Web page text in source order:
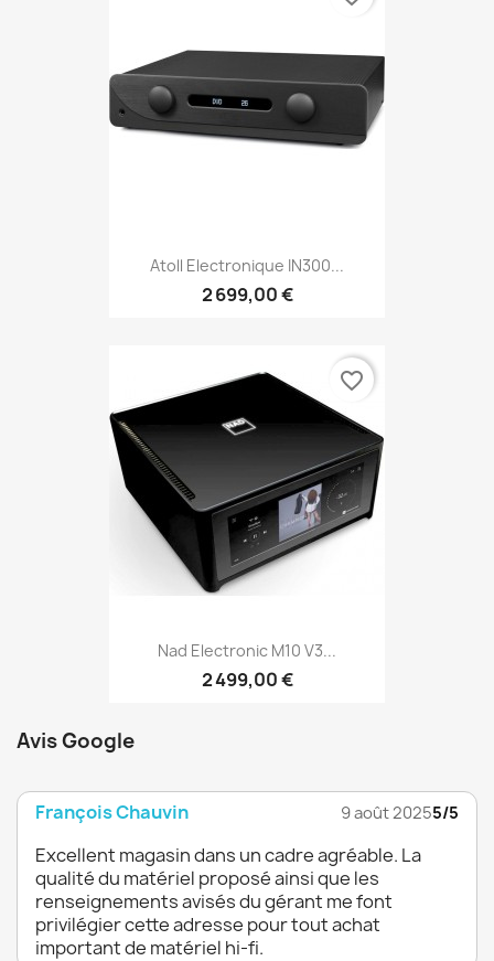
Atoll Electronique IN300...
2 699,00 €
Nad Electronic M10 V3...
2 499,00 €
favorite_border
Avis Google
François Chauvin 9 août 20255/5
Excellent magasin dans un cadre agréable. La
qualité du matériel proposé ainsi que les
renseignements avisés du gérant me font
privilégier cette adresse pour tout achat
important de matériel hi-fi.